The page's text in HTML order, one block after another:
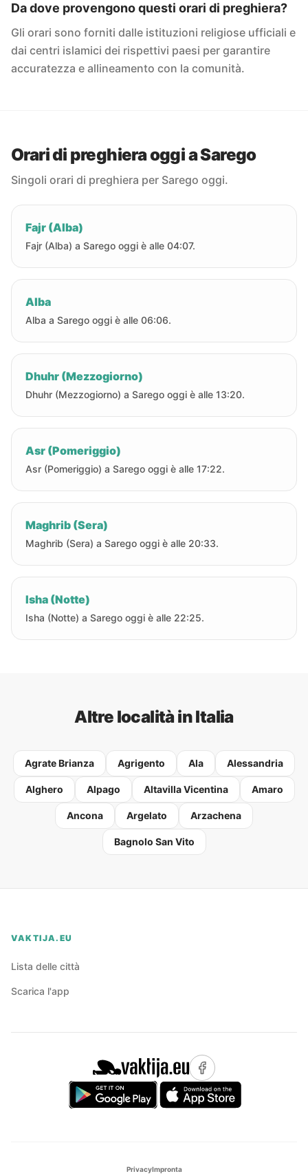
Da dove provengono questi orari di preghiera?
Gli orari sono forniti dalle istituzioni religiose ufficiali e
dai centri islamici dei rispettivi paesi per garantire
accuratezza e allineamento con la comunità.
Orari di preghiera oggi a Sarego
Singoli orari di preghiera per Sarego oggi.
Fajr (Alba)
Fajr (Alba) a Sarego oggi è alle 04:07.
Alba
Alba a Sarego oggi è alle 06:06.
Dhuhr (Mezzogiorno)
Dhuhr (Mezzogiorno) a Sarego oggi è alle 13:20.
Asr (Pomeriggio)
Asr (Pomeriggio) a Sarego oggi è alle 17:22.
Maghrib (Sera)
Maghrib (Sera) a Sarego oggi è alle 20:33.
Isha (Notte)
Isha (Notte) a Sarego oggi è alle 22:25.
Altre località in Italia
Agrate Brianza Agrigento Ala Alessandria
Alghero Alpago Altavilla Vicentina Amaro
Ancona Argelato Arzachena
Bagnolo San Vito
VAKTIJA.EU
Lista delle città
Scarica l'app
PrivacyImpronta